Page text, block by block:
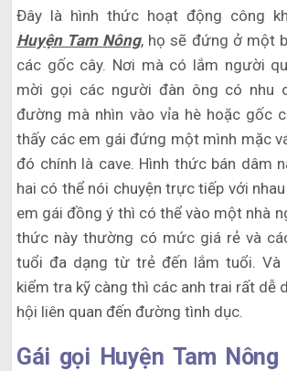
Đây là hình thức hoạt động công
Huyện Tam Nông, họ sẽ đứng ở một
các gốc cây. Nơi mà có lắm người
mời gọi các người đàn ông có nhu
đường mà nhìn vào vỉa hè hoặc gốc
thấy các em gái đứng một mình mặc
đó chính là cave. Hình thức bán dâm
hai có thể nói chuyện trực tiếp với
em gái đồng ý thì có thể vào một nhà
thức này thường có mức giá rẻ và
tuổi đa dạng từ trẻ đến lắm tuổi. Và
kiểm tra kỹ càng thì các anh trai rất dễ
hội liên quan đến đường tình dục.
Gái gọi Huyện Tam